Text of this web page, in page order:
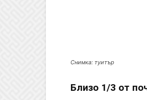
Снимка: туитър
Близо 1/3 от